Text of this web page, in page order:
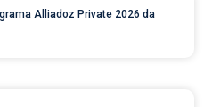
Alliadoz Private 2026 da